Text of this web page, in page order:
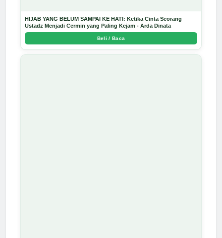
HIJAB YANG BELUM SAMPAI KE HATI: Ketika Cinta Seorang
Ustadz Menjadi Cermin yang Paling Kejam - Arda Dinata
Beli / Baca